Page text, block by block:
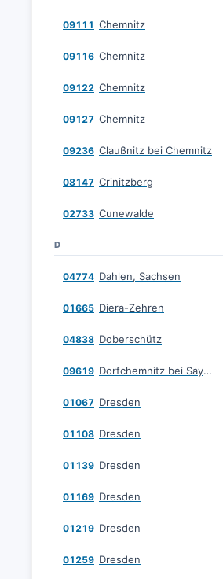
09111 Chemnitz
09116 Chemnitz
09122 Chemnitz
09127 Chemnitz
09236 Claußnitz bei Chemnitz
08147 Crinitzberg
02733 Cunewalde
D
04774 Dahlen, Sachsen
01665 Diera-Zehren
04838 Doberschütz
09619 Dorfchemnitz bei Sayda
01067 Dresden
01108 Dresden
01139 Dresden
01169 Dresden
01219 Dresden
01259 Dresden